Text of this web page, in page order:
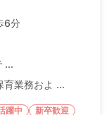
6分
...
育業務およ ...
躍中 新卒歓迎